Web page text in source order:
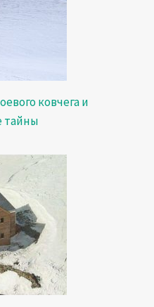
ковчега и
тайны